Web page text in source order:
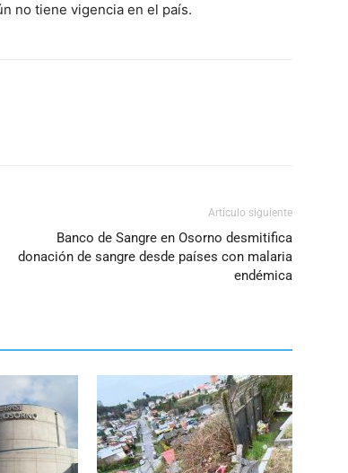
no tiene vigencia en el país.
Artículo siguiente
Banco de Sangre en Osorno desmitifica
donación de sangre desde países con malaria
endémica